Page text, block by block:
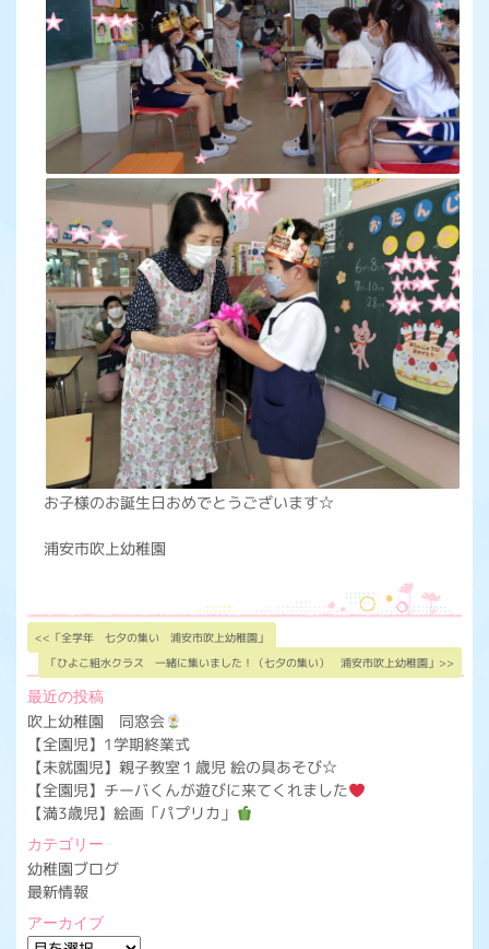
お子様のお誕生日おめでとうございます☆
浦安市吹上幼稚園
<<「全学年 七夕の集い 浦安市吹上幼稚園」
「ひよこ組水クラス 一緒に集いました！（七夕の集い） 浦安市吹上幼稚園」>>
最近の投稿
吹上幼稚園 同窓会
【全園児】1学期終業式
【未就園児】親子教室１歳児 絵の具あそび☆
【全園児】チーバくんが遊びに来てくれました
【満3歳児】絵画「パプリカ」
カテゴリー
幼稚園ブログ
最新情報
アーカイブ